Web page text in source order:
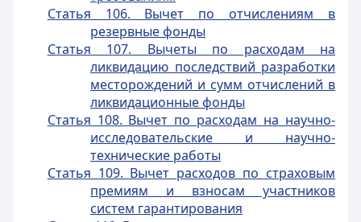
Статья 106. Вычет по отчислениям в
резервные фонды
Статья 107. Вычеты по расходам на
ликвидацию последствий разработки
месторождений и сумм отчислений в
ликвидационные фонды
Статья 108. Вычет по расходам на научно-
исследовательские и научно-
технические работы
Статья 109. Вычет расходов по страховым
премиям и взносам участников
систем гарантирования